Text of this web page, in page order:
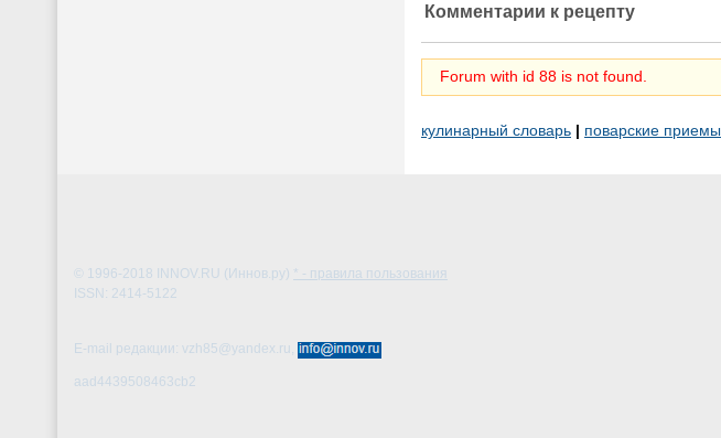
Комментарии к рецепту
Forum with id 88 is not found.
кулинарный словарь | поварские приемы
© 1996-2018 INNOV.RU (Иннов.ру) * - правила пользования
ISSN: 2414-5122
E-mail редакции: vzh85@yandex.ru,
aad4439508463cb2